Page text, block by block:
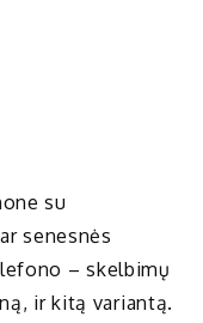
su
senesnės
– skelbimų
ir kitą variantą.